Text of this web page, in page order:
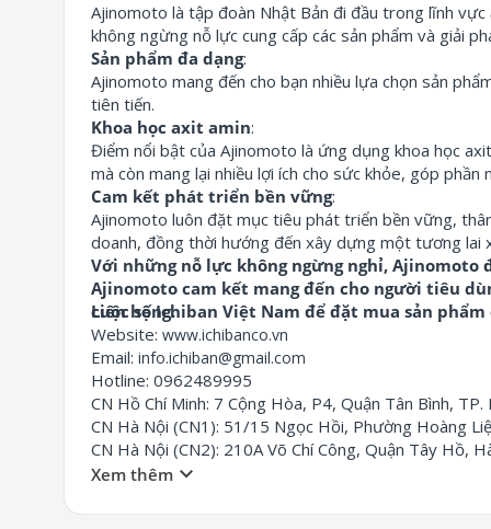
Ajinomoto là tập đoàn Nhật Bản đi đầu trong lĩnh vực
không ngừng nỗ lực cung cấp các sản phẩm và giải
Sản phẩm đa dạng:
Ajinomoto mang đến cho bạn nhiều lựa chọn sản
tiên tiến.
Khoa học axit amin:
Điểm nổi bật của Ajinomoto là ứng dụng khoa học
mà còn mang lại nhiều lợi ích cho sức khỏe, góp phần
Cam kết phát triển bền vững:
Ajinomoto luôn đặt mục tiêu phát triển bền vững,
doanh, đồng thời hướng đến xây dựng một tương lai
Với những nỗ lực không ngừng nghỉ,
Ajinomoto cam kết mang đến cho người tiêu
cuộc sống.
Liên hệ Ichiban Việt Nam để đặt mua sản
Website: www.ichibanco.vn
Email: info.ichiban@gmail.com
Hotline: 0962489995
CN Hồ Chí Minh: 7 Cộng Hòa, P4, Quận Tân Bình, TP.
CN Hà Nội (CN1): 51/15 Ngọc Hồi, Phường Hoàng
CN Hà Nội (CN2): 210A Võ Chí Công, Quận Tây Hồ,
Xem thêm keyboard_arrow_down